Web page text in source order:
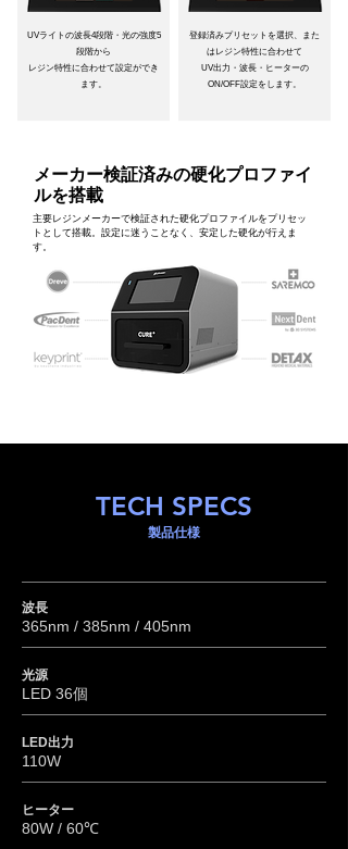
UVライトの波長4段階・光の強度5
段階から
レジン特性に合わせて設定ができ
ます。
登録済みプリセットを選択、また
はレジン特性に合わせて
UV出力・波長・ヒーターの
ON/OFF設定をします。
メーカー検証済みの硬化プロファイ
ルを搭載
主要レジンメーカーで検証された硬化プロファイルをプリセッ
トとして搭載。設定に迷うことなく、安定した硬化が行えま
す。
TECH SPECS
製品仕様
波長
365nm / 385nm / 405nm
光源
LED 36個
LED出力
110W
​ヒーター
80W / 60℃